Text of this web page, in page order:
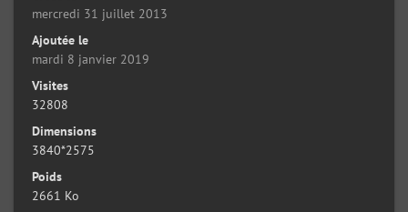
mercredi 31 juillet 2013
Ajoutée le
mardi 8 janvier 2019
Visites
32808
Dimensions
3840*2575
Poids
2661 Ko